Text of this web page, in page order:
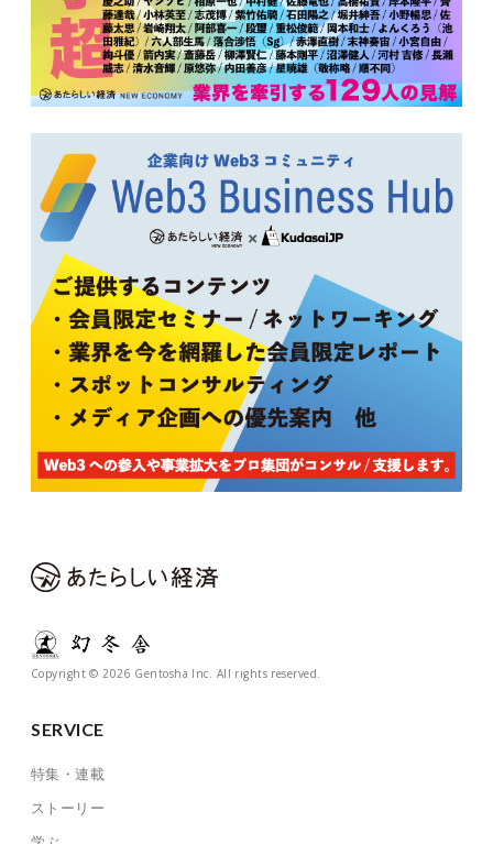
Copyright © 2026 Gentosha Inc. All rights reserved.
SERVICE
特集・連載
ストーリー